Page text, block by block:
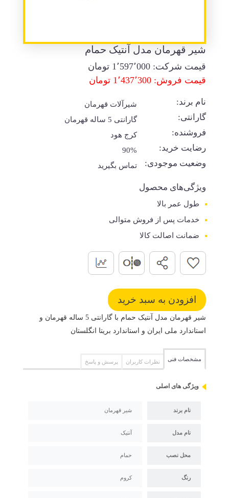
شیر قهرمان مدل آنتیک حمام
قیمت شرکت: 1٬597٬000 تومان
قیمت فروش: 1٬437٬300 تومان
نام برند: شیرآلات قهرمان
گارانتی: گارانتی 5 ساله قهرمان
فروشنده: کرج هود
رضایت خرید: 90%
وضعیت موجودی: تماس بگیرید
ویژگی‌های محصول
طول عمر بالا
خدمات پس از فروش متوالی
ضمانت اصالت کالا
شیر قهرمان مدل آنتیک حمام با گارانتی 5 ساله قهرمان و
استاندارد ملی ایران و استاندارد بریتا انگلستان
مشخصات فنی نظرات کاربران پرسش و پاسخ
ویژگی های اصلی
نام برند شیر قهرمان
نام مدل آنتیک
محل نصب حمام
رنگ کروم